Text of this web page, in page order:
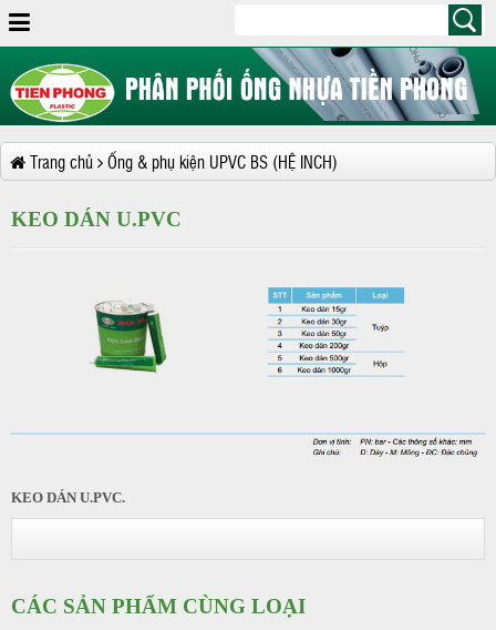
Trang chủ Ống & phụ kiện UPVC BS (HỆ INCH)
KEO DÁN U.PVC
KEO DÁN U.PVC.
CÁC SẢN PHẨM CÙNG LOẠI